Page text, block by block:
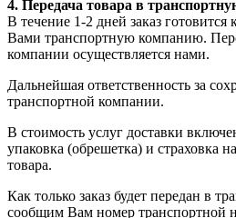
4. Передача товара в
В течение 1-2 дней заказ
Вами транспортную компанию.
компании осуществляется нами.
Дальнейшая ответственность за
транспортной компании.
В стоимость услуг доставки
упаковка (обрешетка) и страховка
товара.
Как только заказ будет передан в
сообщим Вам номер транспортной